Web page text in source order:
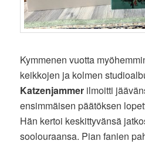
Kymmenen vuotta
keikkojen ja kolmen
Katzenjammer ilmoitti
ensimmäisen päätöksen
Hän kertoi keskittyvänsä
soolouraansa. Pian fanien